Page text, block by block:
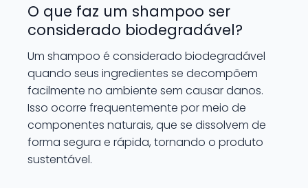
O que faz um shampoo ser
considerado biodegradável?
Um shampoo é considerado biodegradável
quando seus ingredientes se decompõem
facilmente no ambiente sem causar danos.
Isso ocorre frequentemente por meio de
componentes naturais, que se dissolvem de
forma segura e rápida, tornando o produto
sustentável.